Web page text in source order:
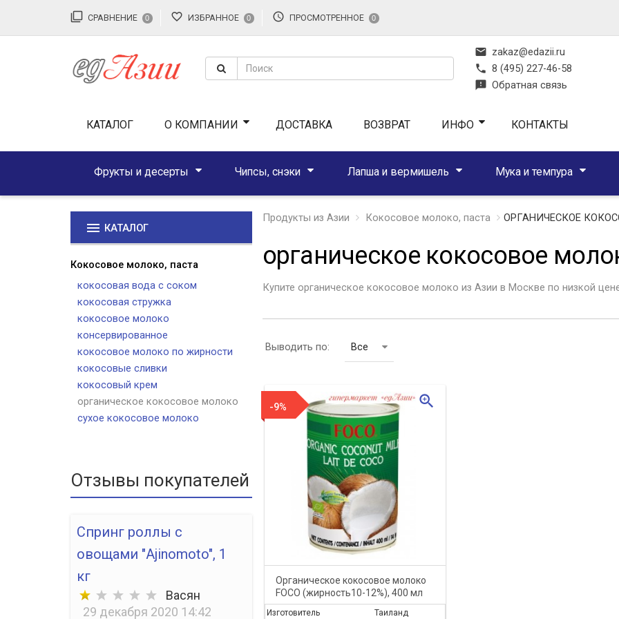
filter_none СРАВНЕНИЕ 0 favorite_border ИЗБРАННОЕ 0 access_time ПРОСМОТРЕННОЕ 0
mail zakaz@edazii.ru
phone 8 (495) 227-46-58
feedback Обратная связь
КАТАЛОГ О КОМПАНИИ ДОСТАВКА ВОЗВРАТ ИНФО КОНТАКТЫ
Фрукты и десерты Чипсы, снэки Лапша и вермишель Мука и темпура
menu КАТАЛОГ
Кокосовое молоко, паста
кокосовая вода с соком
кокосовая стружка
кокосовое молоко
консервированное
кокосовое молоко по жирности
кокосовые сливки
кокосовый крем
органическое кокосовое молоко
сухое кокосовое молоко
Отзывы покупателей
Спринг роллы с
овощами "Ajinomoto", 1
кг
Васян
29 декабря 2020 14:42
Продукты из Азии Кокосовое молоко, паста ОРГАНИЧЕСКОЕ
органическое кокосовое
Купите органическое кокосовое молоко из Азии в Москве по низкой
Выводить по: Все
-9%
Органическое кокосовое молоко
FOCO (жирность10-12%), 400 мл
Изготовитель Таиланд
zoom_in